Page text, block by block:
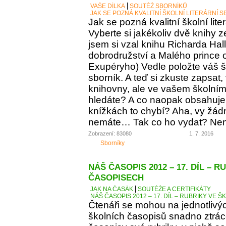
VAŠE DÍLKA
SOUTĚŽ SBORNÍKŮ
JAK SE POZNÁ KVALITNÍ ŠKOLNÍ LITERÁRNÍ
Jak se pozná kvalitní školní
Vyberte si jakékoliv dvě knihy
jsem si vzal knihu Richarda
dobrodružství a Malého prince
Exupéryho) Vedle položte váš
sborník. A teď si zkuste
knihovny, ale ve vašem
hledáte? A co naopak
knížkách to chybí? Aha, vy
nemáte… Tak co ho vydat?
Zobrazení: 83080 1. 7. 2016
Sborníky
NÁŠ ČASOPIS 2012 – 17. DÍL –
ČASOPISECH
JAK NA ČASÁK
SOUTĚŽE A CERTIFIKÁTY
NÁŠ ČASOPIS 2012 – 17. DÍL – RUBRIKY VE
Čtenáři se mohou na
školních časopisů snadno